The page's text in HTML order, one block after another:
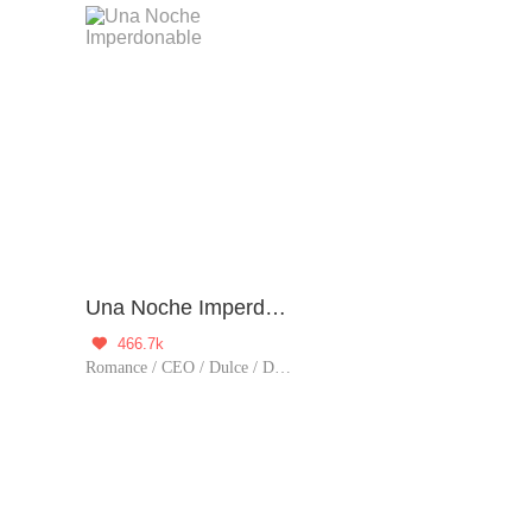
Una Noche Imperdonable

466.7k
Romance / CEO / Dulce / Dominante / Aventura de una noche / Obediente / Embarazada / Mundo del espectáculo / Trato corporal / Completa